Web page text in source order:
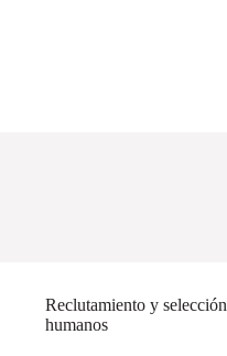
Reclutamiento y selección
humanos